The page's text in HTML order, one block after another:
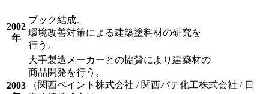
2002
年
プック結成。
環境改善対策による建築塗料材の研究を
行う。
2003
大手製造メーカーとの協賛により建築材の
商品開発を行う。
（関西ペイント株式会社 / 関西パテ化工株式会社 / 日